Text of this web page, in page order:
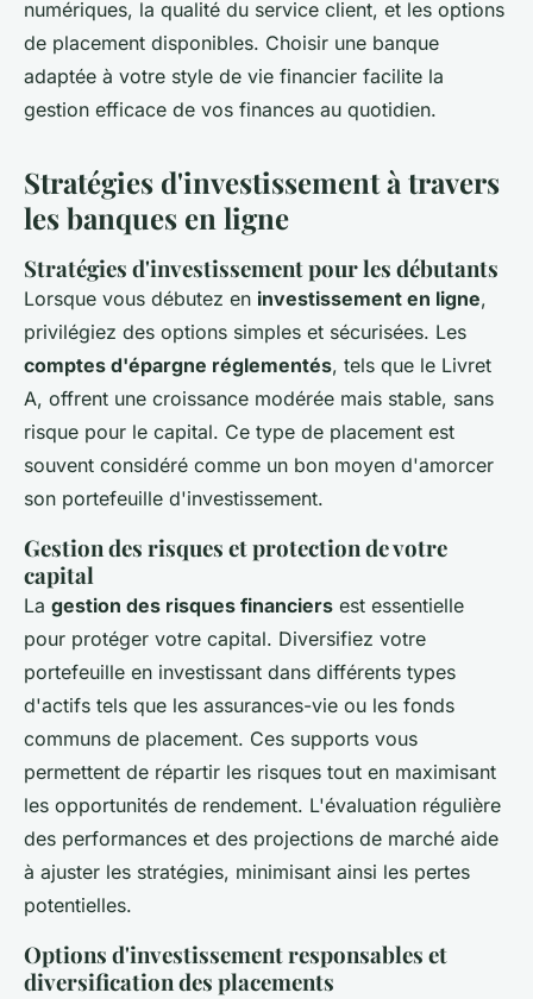
numériques, la qualité du service client, et les options
de placement disponibles. Choisir une banque
adaptée à votre style de vie financier facilite la
gestion efficace de vos finances au quotidien.
Stratégies d'investissement à travers
les banques en ligne
Stratégies d'investissement pour les débutants
Lorsque vous débutez en investissement en ligne,
privilégiez des options simples et sécurisées. Les
comptes d'épargne réglementés, tels que le Livret
A, offrent une croissance modérée mais stable, sans
risque pour le capital. Ce type de placement est
souvent considéré comme un bon moyen d'amorcer
son portefeuille d'investissement.
Gestion des risques et protection de votre
capital
La gestion des risques financiers est essentielle
pour protéger votre capital. Diversifiez votre
portefeuille en investissant dans différents types
d'actifs tels que les assurances-vie ou les fonds
communs de placement. Ces supports vous
permettent de répartir les risques tout en maximisant
les opportunités de rendement. L'évaluation régulière
des performances et des projections de marché aide
à ajuster les stratégies, minimisant ainsi les pertes
potentielles.
Options d'investissement responsables et
diversification des placements